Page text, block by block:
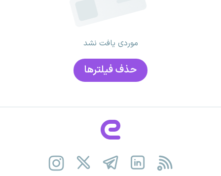
موردی یافت نشد
حذف فیلتر‌ها